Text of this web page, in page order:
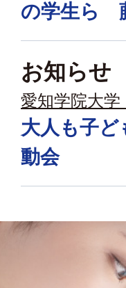
の学生ら
お知らせ
愛知学院大学
大人も子
動会